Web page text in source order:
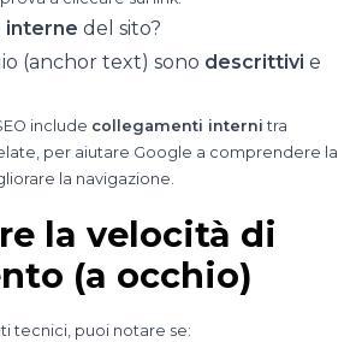
interne del sito?
(anchor text) sono descrittivi e
include collegamenti interni tra
per aiutare Google a comprendere la
la navigazione.
la velocità di
(a occhio)
tecnici, puoi notare se: